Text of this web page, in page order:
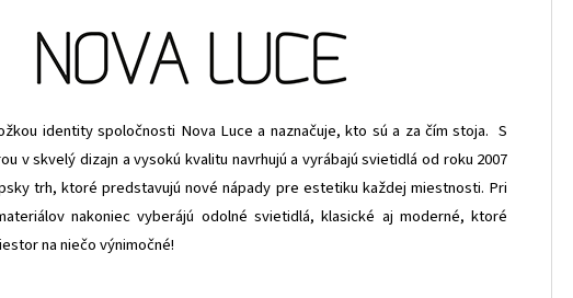
identity spoločnosti Nova Luce a naznačuje, kto sú a za čím stoja. S
v skvelý dizajn a vysokú kvalitu navrhujú a vyrábajú svietidlá od roku 2007
trh, ktoré predstavujú nové nápady pre estetiku každej miestnosti. Pri
nakoniec vyberájú odolné svietidlá, klasické aj moderné, ktoré
na niečo výnimočné!